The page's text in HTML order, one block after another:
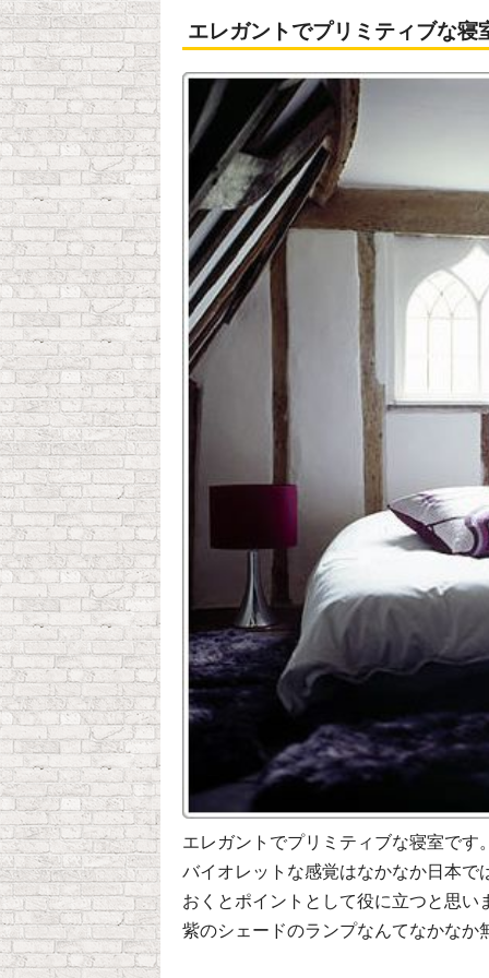
エレガントでプリミティブな寝
エレガントでプリミティブな寝室です
バイオレットな感覚はなかなか日本
おくとポイントとして役に立つと思い
紫のシェードのランプなんてなかな